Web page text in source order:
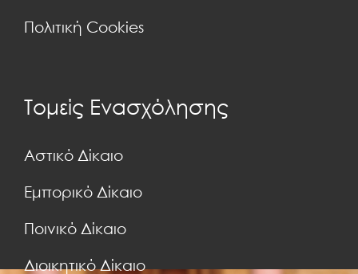
Πολιτική Cookies
Τομείς Ενασχόλησης
Αστικό Δίκαιο
Εμπορικό Δίκαιο
Ποινικό Δίκαιο
Διοικητικό Δίκαιο